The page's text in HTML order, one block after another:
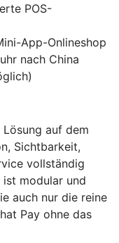
POS-
App-Onlineshop
nach China
auf dem
Sichtbarkeit,
vollständig
modular und
auch nur die reine
Pay ohne das